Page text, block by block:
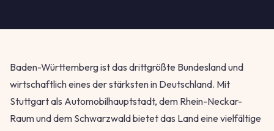
Baden-Württemberg ist das drittgrößte Bundesland und
wirtschaftlich eines der stärksten in Deutschland. Mit
Stuttgart als Automobilhauptstadt, dem Rhein-Neckar-
Raum und dem Schwarzwald bietet das Land eine vielfältige